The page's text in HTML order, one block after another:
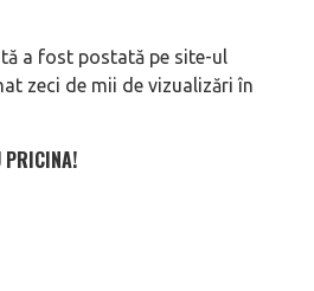
a fost postată pe site-ul
zeci de mii de vizualizări în
PRICINA!